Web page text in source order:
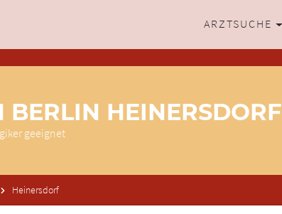
ARZTSUCHE
HEINERSDORF
geeignet
Heinersdorf